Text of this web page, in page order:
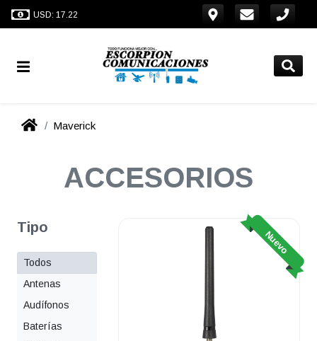
USD: 17.22
Maverick
ACCESORIOS
Tipo
Todos
Antenas
Audífonos
Baterías
Nuevo